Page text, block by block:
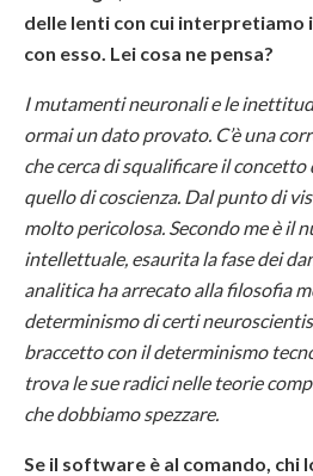
delle lenti con cui interpretiamo
con esso. Lei cosa ne pensa?
I mutamenti neuronali e le
ormai un dato provato. C’è una
che cerca di squalificare il concetto
quello di coscienza. Dal punto di
molto pericolosa. Secondo me è il
intellettuale, esaurita la fase dei
analitica ha arrecato alla filosofia
determinismo di certi
braccetto con il determinismo
trova le sue radici nelle teorie
che dobbiamo spezzare.
Se il software è al comando, chi